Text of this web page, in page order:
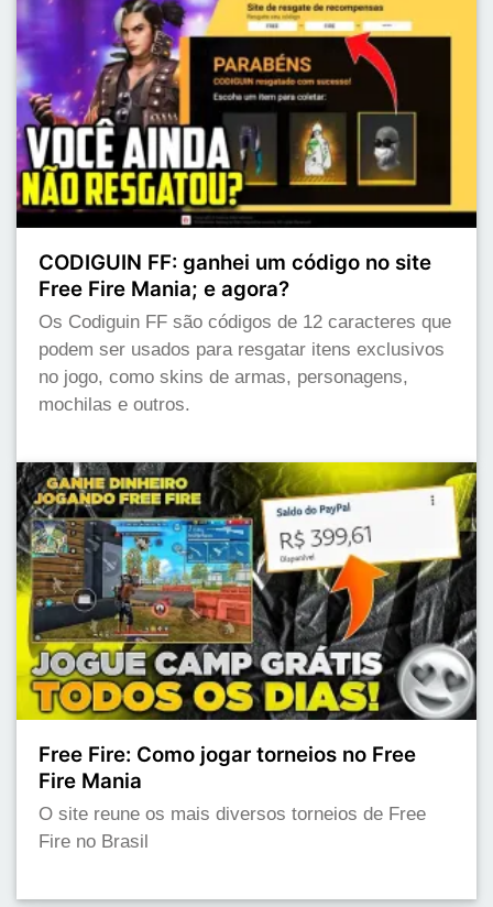
CODIGUIN FF: ganhei um código no site
Free Fire Mania; e agora?
Os Codiguin FF são códigos de 12 caracteres que
podem ser usados para resgatar itens exclusivos
no jogo, como skins de armas, personagens,
mochilas e outros.
Free Fire: Como jogar torneios no Free
Fire Mania
O site reune os mais diversos torneios de Free
Fire no Brasil